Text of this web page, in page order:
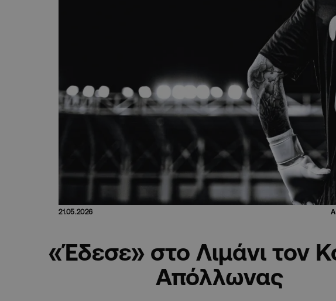
21.05.2026
«Έδεσε» στο Λιμάνι τον
Απόλλωνας